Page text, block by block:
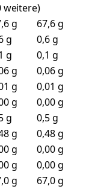
weitere)
g
67,6 g
g
0,6 g
g
0,1 g
g
0,06 g
g
0,01 g
g
0,00 g
g
0,5 g
g
0,48 g
g
0,00 g
g
0,00 g
g
67,0 g